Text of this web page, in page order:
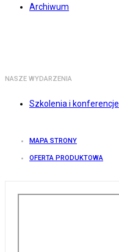
Archiwum
NASZE WYDARZENIA
Szkolenia i konferencje
MAPA STRONY
OFERTA PRODUKTOWA